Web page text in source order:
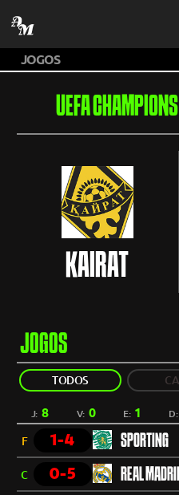
UEFA
KAIRAT
JOGOS
TODOS
J: 8 V: 0 E: 1
F 1-4 SPORTING
C 0-5 REAL